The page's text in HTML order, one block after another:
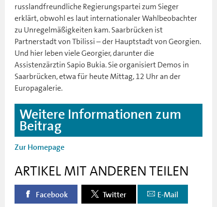
russlandfreundliche Regierungspartei zum Sieger
erklärt, obwohl es laut internationaler Wahlbeobachter
zu Unregelmäßigkeiten kam. Saarbrücken ist
Partnerstadt von Tbilissi – der Hauptstadt von Georgien.
Und hier leben viele Georgier, darunter die
Assistenzärztin Sapio Bukia. Sie organisiert Demos in
Saarbrücken, etwa für heute Mittag, 12 Uhr an der
Europagalerie.
Weitere Informationen zum
Beitrag
Zur Homepage
ARTIKEL MIT ANDEREN TEILEN
Facebook Twitter E-Mail